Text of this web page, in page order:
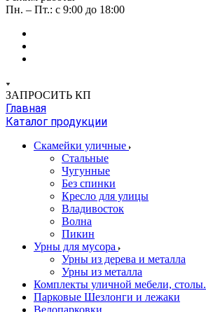
Пн. – Пт.: с 9:00 до 18:00
ЗАПРОСИТЬ КП
Главная
Каталог продукции
Скамейки уличные
Стальные
Чугунные
Без спинки
Кресло для улицы
Владивосток
Волна
Пикин
Урны для мусора
Урны из дерева и металла
Урны из металла
Комплекты уличной мебели, столы.
Парковые Шезлонги и лежаки
Велопарковки